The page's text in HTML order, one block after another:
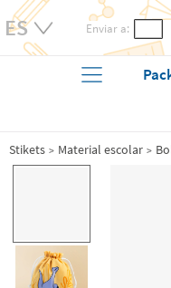
Enviar a:
Stikets Material escolar